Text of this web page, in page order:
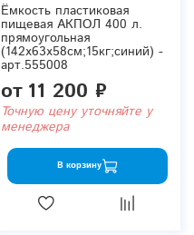
Ёмкость пластиковая
пищевая АКПОЛ 400 л.
прямоугольная
(142x63x58см;15кг;синий) -
арт.555008
от 11 200 ₽
Точную цену уточняйте у
менеджера
В корзину